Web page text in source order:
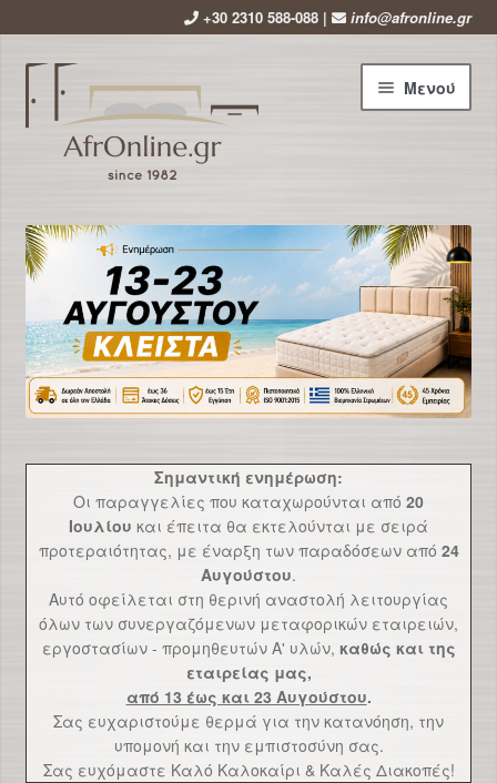
+30 2310 588-088 | info@afronline.gr
Απευθείας
μετάβαση
στην
πλοήγηση
Μετάβαση
σε
περιεχόμενο
Μενού
Εταιρεία
Προϊόντα
υπό-
μενού
Χρήσιμα
Επικοινωνία
Σημαντική ενημέρωση:
Οι παραγγελίες που καταχωρούνται από 20
Ιουλίου και έπειτα θα εκτελούνται με σειρά
προτεραιότητας, με έναρξη των παραδόσεων από 24
Αυγούστου.
Αυτό οφείλεται στη θερινή αναστολή λειτουργίας
όλων των συνεργαζόμενων μεταφορικών εταιρειών,
εργοστασίων - προμηθευτών Α' υλών, καθώς και της
εταιρείας μας,
από 13 έως και 23 Αυγούστου.
Σας ευχαριστούμε θερμά για την κατανόηση, την
υπομονή και την εμπιστοσύνη σας.
Σας ευχόμαστε Καλό Καλοκαίρι & Καλές Διακοπές!